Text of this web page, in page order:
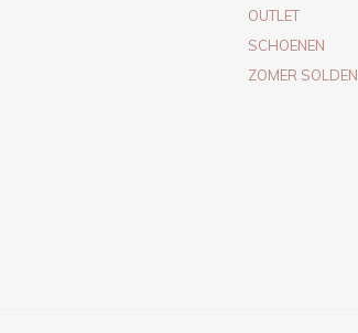
OUTLET
SCHOENEN
ZOMER SOLDEN